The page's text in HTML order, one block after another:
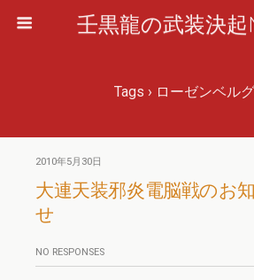
壬黒龍の武装決起
Tags › ローゼンベル
2010年5月30日
大連天装邪炎電脳戦のお
せ
NO RESPONSES